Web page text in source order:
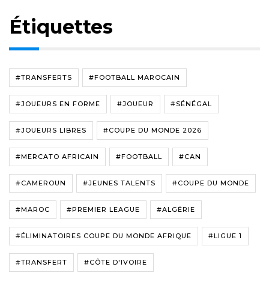
Étiquettes
#TRANSFERTS #FOOTBALL MAROCAIN
#JOUEURS EN FORME #JOUEUR #SÉNÉGAL
#JOUEURS LIBRES #COUPE DU MONDE 2026
#MERCATO AFRICAIN #FOOTBALL #CAN
#CAMEROUN #JEUNES TALENTS #COUPE DU MONDE
#MAROC #PREMIER LEAGUE #ALGÉRIE
#ÉLIMINATOIRES COUPE DU MONDE AFRIQUE #LIGUE 1
#TRANSFERT #CÔTE D'IVOIRE